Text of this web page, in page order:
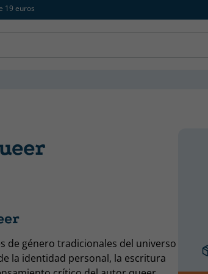
19 euros
de género tradicionales del universo
la identidad personal, la escritura